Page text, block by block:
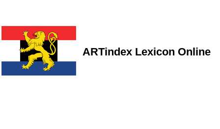
ARTindex Lexicon Online